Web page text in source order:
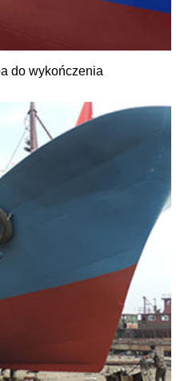
do wykończenia